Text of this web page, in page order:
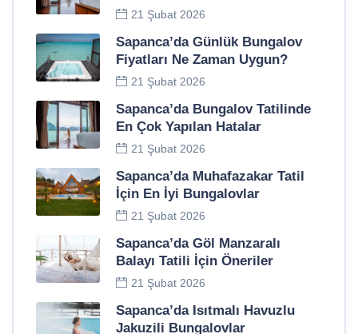
21 Şubat 2026
Sapanca’da Günlük Bungalov
Fiyatları Ne Zaman Uygun?
21 Şubat 2026
Sapanca’da Bungalov Tatilinde
En Çok Yapılan Hatalar
21 Şubat 2026
Sapanca’da Muhafazakar Tatil
İçin En İyi Bungalovlar
21 Şubat 2026
Sapanca’da Göl Manzaralı
Balayı Tatili İçin Öneriler
21 Şubat 2026
Sapanca’da Isıtmalı Havuzlu
Jakuzili Bungalovlar